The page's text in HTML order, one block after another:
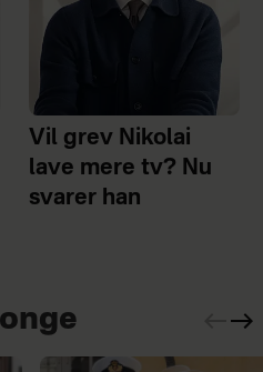
Vil grev Nikolai
lave mere tv? Nu
svarer han